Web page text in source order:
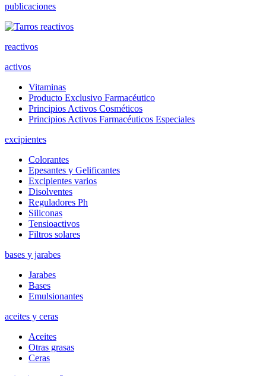
publicaciones
reactivos
activos
Vitaminas
Producto Exclusivo Farmacéutico
Principios Activos Cosméticos
Principios Activos Farmacéuticos Especiales
excipientes
Colorantes
Epesantes y Gelificantes
Excipientes varios
Disolventes
Reguladores Ph
Siliconas
Tensioactivos
Filtros solares
bases y jarabes
Jarabes
Bases
Emulsionantes
aceites y ceras
Aceites
Otras grasas
Ceras